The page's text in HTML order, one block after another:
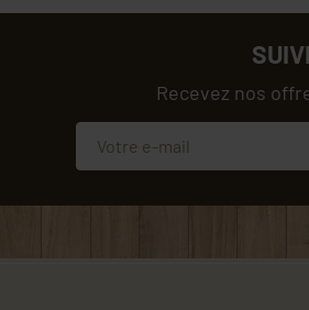
Recevez nos